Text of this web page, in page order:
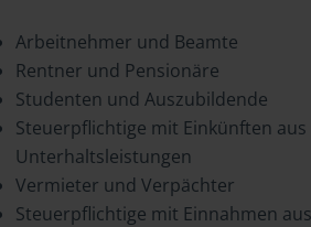
Arbeitnehmer und Beamte
Rentner und Pensionäre
Studenten und Auszubildende
Steuerpflichtige mit Einkünften aus
Unterhaltsleistungen
Vermieter und Verpächter
Steuerpflichtige mit Einnahmen aus